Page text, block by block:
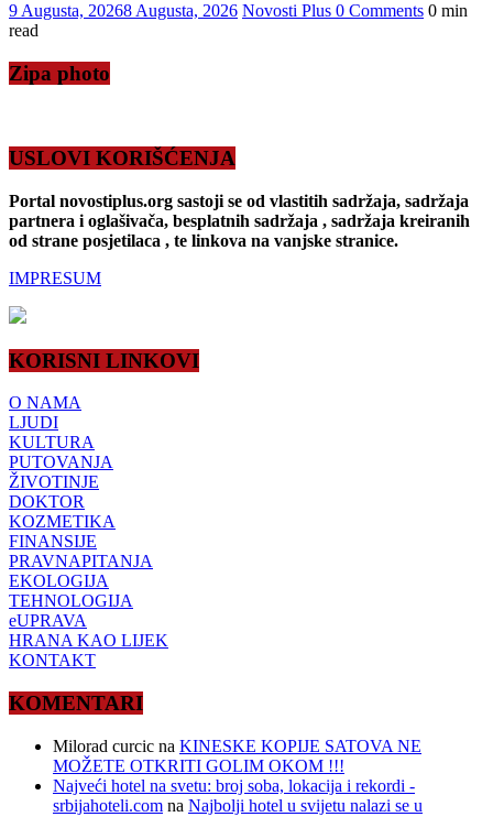
9 Augusta, 20268 Augusta, 2026 Novosti Plus 0 Comments 0 min
read
Zipa photo
USLOVI KORIŠĆENJA
Portal novostiplus.org sastoji se od vlastitih sadržaja, sadržaja
partnera i oglašivača, besplatnih sadržaja , sadržaja kreiranih
od strane posjetilaca , te linkova na vanjske stranice.
IMPRESUM
KORISNI LINKOVI
O NAMA
LJUDI
KULTURA
PUTOVANJA
ŽIVOTINJE
DOKTOR
KOZMETIKA
FINANSIJE
PRAVNAPITANJA
EKOLOGIJA
TEHNOLOGIJA
eUPRAVA
HRANA KAO LIJEK
KONTAKT
KOMENTARI
Milorad curcic na KINESKE KOPIJE SATOVA NE
MOŽETE OTKRITI GOLIM OKOM !!!
Najveći hotel na svetu: broj soba, lokacija i rekordi -
srbijahoteli.com na Najbolji hotel u svijetu nalazi se u